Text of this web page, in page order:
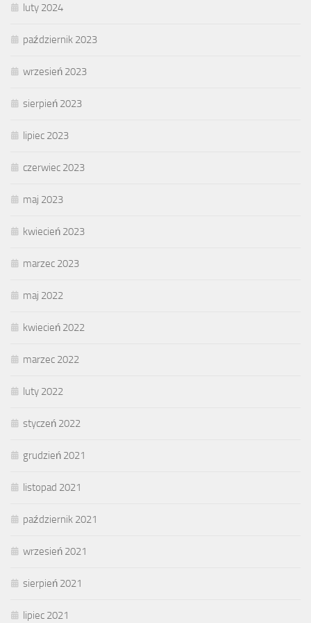
luty 2024
październik 2023
wrzesień 2023
sierpień 2023
lipiec 2023
czerwiec 2023
maj 2023
kwiecień 2023
marzec 2023
maj 2022
kwiecień 2022
marzec 2022
luty 2022
styczeń 2022
grudzień 2021
listopad 2021
październik 2021
wrzesień 2021
sierpień 2021
lipiec 2021